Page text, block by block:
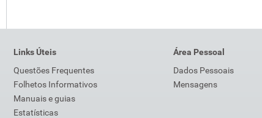
Links Úteis
Questões Frequentes
Folhetos Informativos
Manuais e guias
Estatísticas
Área Pessoal
Dados Pessoais
Mensagens